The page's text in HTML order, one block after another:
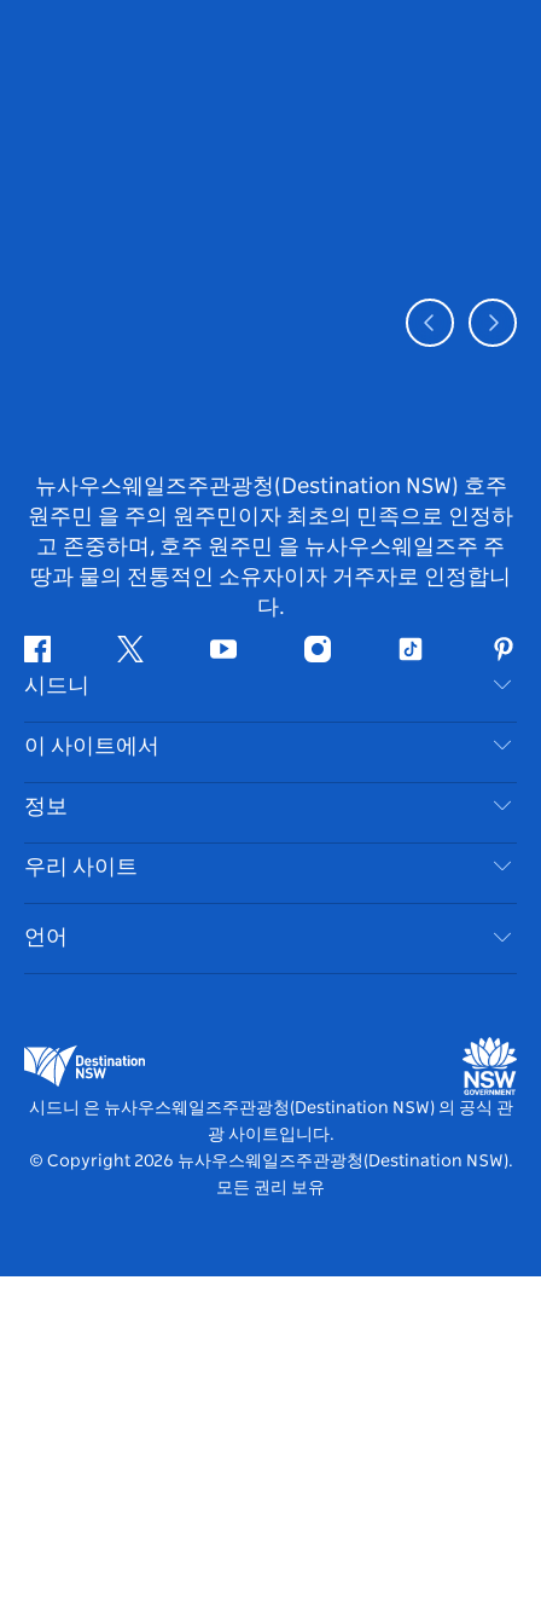
뉴사우스웨일즈주관광청(Destination NSW) 호주
원주민 을 주의 원주민이자 최초의 민족으로 인정하
고 존중하며, 호주 원주민 을 뉴사우스웨일즈주 주
땅과 물의 전통적인 소유자이자 거주자로 인정합니
다.
페
이
스
북
지
귀
다
유
브
인
타
램
틱
핀
터
레
스
트
시드니
문의하기
부인 성명
쿠키 고지
이 사이트에서
목적지
할 일
이벤트
숙소
정보
여행 정보
시드니 접근성
귀하의 사업을 등록하세요
우리 사이트
뉴사우스웨일즈주관광청(Destination NSW) 미디어 센터
비비드 시드니(Vivid Sydney)
언어
시드니 은 뉴사우스웨일즈주관광청(Destination NSW) 의 공식 관
광 사이트입니다.
© Copyright 2026 뉴사우스웨일즈주관광청(Destination NSW).
모든 권리 보유